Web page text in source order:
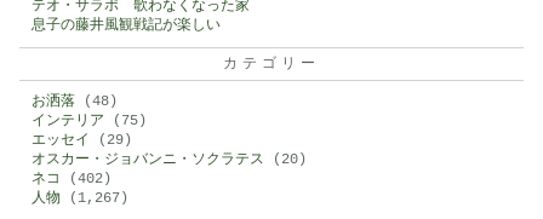
テオ・サラポ 歌わなくなった家
息子の藤井風観戦記が楽しい
カテゴリー
お洒落 (48)
インテリア (75)
エッセイ
(29)
オスカー・ジョバンニ・ソクラテス (20)
ネコ
(402)
人物 (1,267)